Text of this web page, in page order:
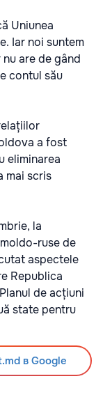
Uniunea
Iar noi suntem
are de gând
contul său
a fost
eliminarea
mai scris
la
ruse de
aspectele
Republica
de acțiuni
state pentru
в Google